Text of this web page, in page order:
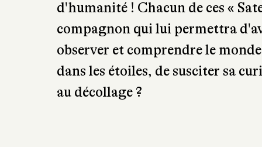
d'humanité ! Chacun de ces «
compagnon qui lui permettra
observer et comprendre le
dans les étoiles, de susciter sa
au décollage ?